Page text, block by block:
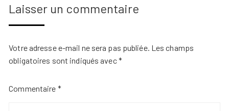
Laisser un commentaire
Votre adresse e-mail ne sera pas publiée. Les champs
obligatoires sont indiqués avec*
Commentaire *